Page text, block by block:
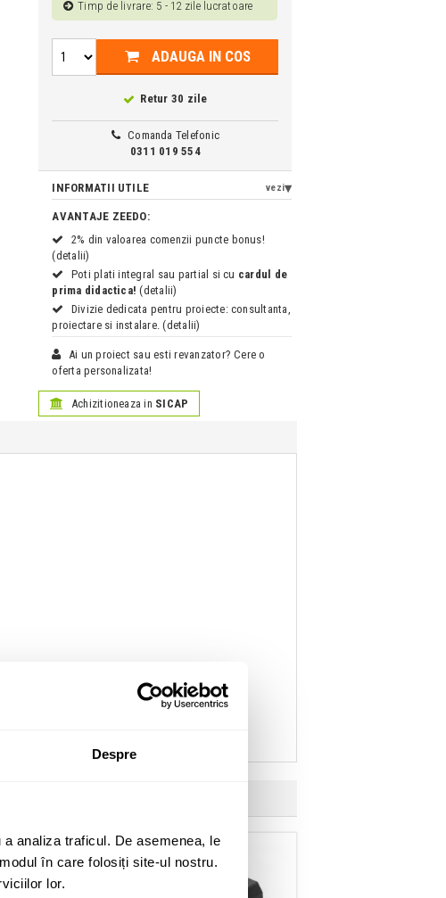
Despre
analiza traficul. De asemenea, le
în care folosiți site-ul nostru.
lor.
Timp de livrare: 5 - 12 zile lucratoare
ADAUGA IN COS
Retur 30 zile
Comanda Telefonic
0311 019 554
INFORMATII UTILE vezi
AVANTAJE ZEEDO:
2% din valoarea comenzii puncte bonus!
(detalii)
Poti plati integral sau partial si cu cardul de
prima didactica! (detalii)
Divizie dedicata pentru proiecte: consultanta,
proiectare si instalare. (detalii)
Ai un proiect sau esti revanzator? Cere o
oferta personalizata!
Achizitioneaza in SICAP